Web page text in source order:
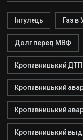
Інгулець Газ в
Долг перед МВФ
Кропивницький ДТП
Кропивницький
Кропивницький
Кропивницький